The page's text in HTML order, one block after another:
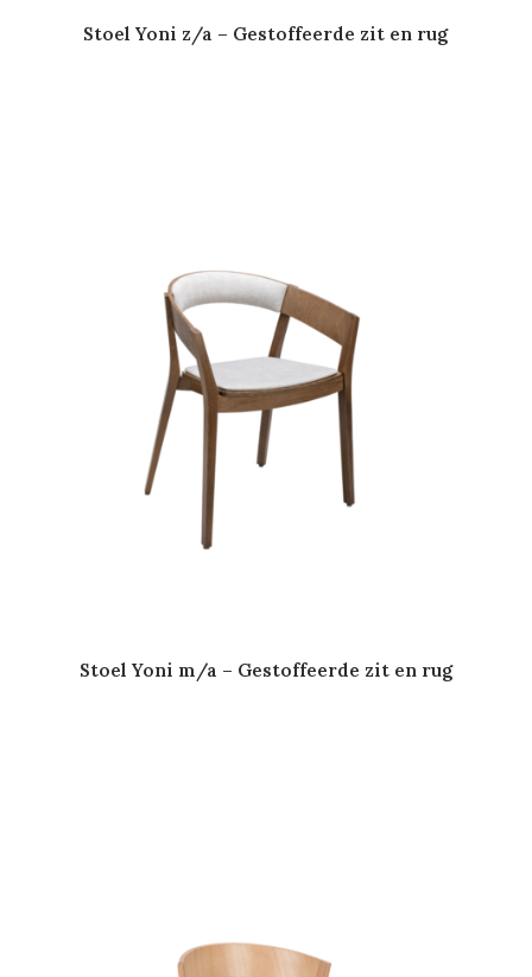
Stoel Yoni z/a – Gestoffeerde zit en rug
Stoel Yoni m/a – Gestoffeerde zit en rug